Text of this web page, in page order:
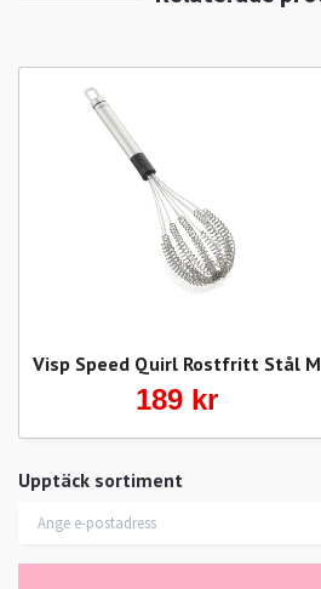
Upptäck sortiment
Visp Speed Quirl Rostfritt Stål M
189 kr